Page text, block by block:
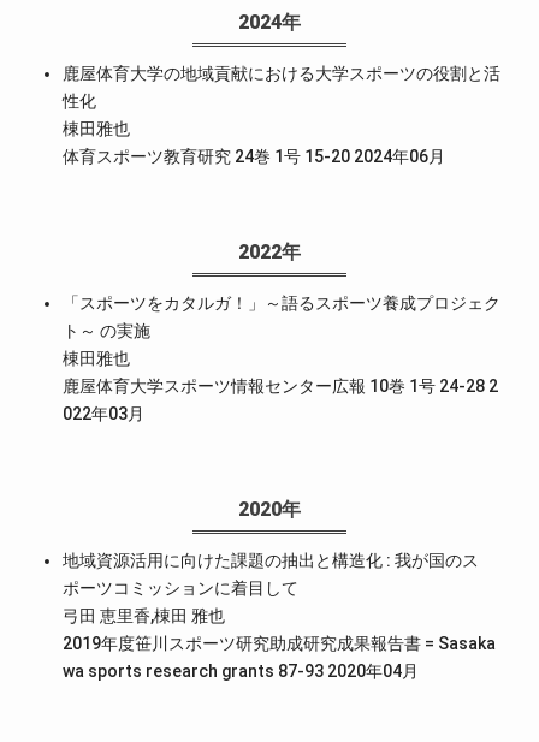
2024年
鹿屋体育大学の地域貢献における大学スポーツの役割と活
性化
棟田雅也
体育スポーツ教育研究 24巻 1号 15-20 2024年06月
2022年
「スポーツをカタルガ！」～語るスポーツ養成プロジェク
ト～ の実施
棟田雅也
鹿屋体育大学スポーツ情報センター広報 10巻 1号 24-28 2
022年03月
2020年
地域資源活用に向けた課題の抽出と構造化 : 我が国のス
ポーツコミッションに着目して
弓田 恵里香,棟田 雅也
2019年度笹川スポーツ研究助成研究成果報告書 = Sasaka
wa sports research grants 87-93 2020年04月